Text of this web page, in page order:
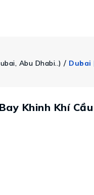
Abu Dhabi..) /
Khinh Khí